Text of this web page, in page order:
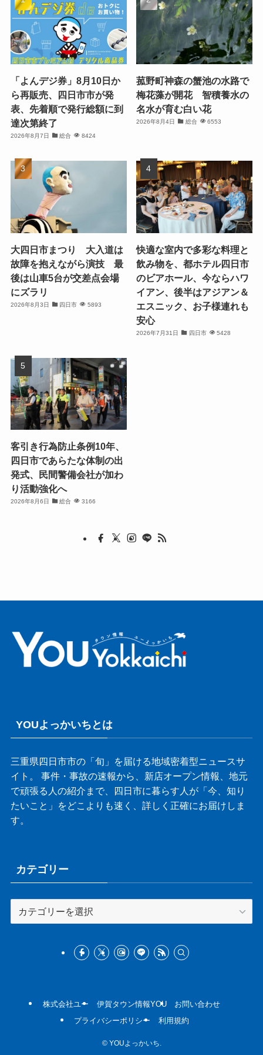
「よんデジ券」8月10日か
ら再販売、四日市市が発
表、先着順で発行総額に到
達次第終了
2026年8月7日 総合 8424
菰野町神森の蟹池の水路で
梅花藻が開花 智積養水の
名水が育む白い花
2026年8月4日 総合 6553
大四日市まつり 大入道は
故障を抱えながら演技 最
後は山車5台が交差点会場
にズラリ
2026年8月3日 四日市 5893
快適な室内で多彩な料理と
飲み物を、都ホテル四日市
のビアホール、今ならハワ
イアン、後半はアジアン＆
エスニック、お子様連れも
安心
2026年7月31日 四日市 5428
客引き行為防止条例10年、
四日市であらたな体制の出
発式、民間警備会社が加わ
り活動強化へ
2026年8月6日 総合 3166
YOUよっかいちとは
三重県四日市市の「旬」を届ける地域密着型ニュースサ
イト。 事件・事故の速報から、新店オープン情報、地元
で頑張る人の紹介まで、四日市に暮らす人が「今、知り
たいこと」をどこよりも速く、詳しく正確にお届けしま
す。
カテゴリー
テ
株式会社ユー 伊賀タウン情報YOU
お問い合わせ
プライバシーポリシー
利用規約
©YOUよっかいち.